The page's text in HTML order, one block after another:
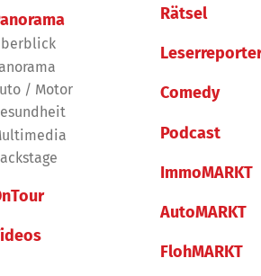
/ Motor
Rätsel
Comedy
Podcast
ImmoMARKT
AutoMARKT
FlohMARKT